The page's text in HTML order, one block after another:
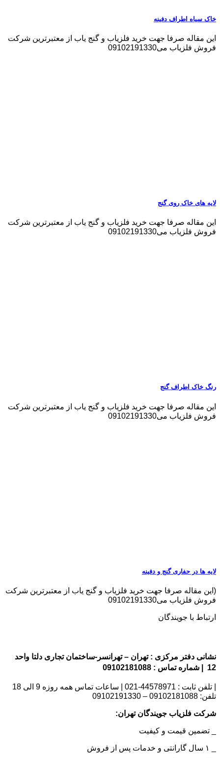
خاک سیاه اطراف دفینه
این مقاله صرفا جهت خرید فلزیاب و گنج یاب از معتبرترین شرکت
فروش فلزیاب می09102191330
لایه های خاک روی گنج
این مقاله صرفا جهت خرید فلزیاب و گنج یاب از معتبرترین شرکت
فروش فلزیاب می09102191330
رنگ خاک اطراف گنج
این مقاله صرفا جهت خرید فلزیاب و گنج یاب از معتبرترین شرکت
فروش فلزیاب می09102191330
لایه ها در حفاری گنج و دفینه
(این مقاله صرفا جهت خرید فلزیاب و گنج یاب از معتبرترین شرکت
فروش فلزیاب می09102191330
ارتباط با جویندگان
نشانی دفتر مرکزی : تهران – تهرانسر-ساختمان تجاری دلتا واحد
12 | شماره تماس : 09102181088
| تلفن ثابت : 44578971-021 | ساعات تماس همه روزه 9 الی 18
تلفن: 09102181088 – 09102191330
شرکت فلزیاب جویندگان تهران:
_ تضمین قیمت و کیفیت